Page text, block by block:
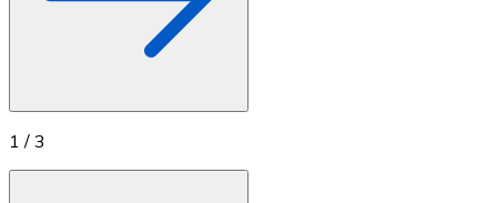
1 / 3